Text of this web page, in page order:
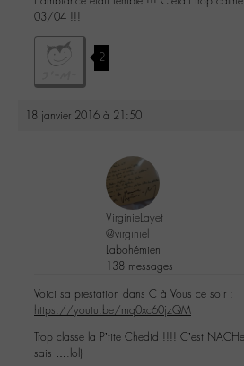
03/04 !!!
2
18 janvier 2016 à 21:50
VirginieLayet
@virginiel
Labohémien
138 messages
Voici sa prestation dans C à Vous ce soir :
https://youtu.be/mq0xc60jzQM
Trop classe la P’tite Chedid !!!! C’est
sais ….lol)